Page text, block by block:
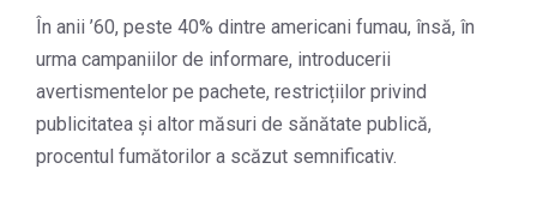
În anii ’60, peste 40% dintre americani fumau, însă, în
urma campaniilor de informare, introducerii
avertismentelor pe pachete, restricțiilor privind
publicitatea și altor măsuri de sănătate publică,
procentul fumătorilor a scăzut semnificativ.